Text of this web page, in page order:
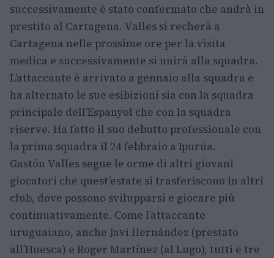
successivamente è stato confermato che andrà in
prestito al Cartagena. Valles si recherà a
Cartagena nelle prossime ore per la visita
medica e successivamente si unirà alla squadra.
L’attaccante è arrivato a gennaio alla squadra e
ha alternato le sue esibizioni sia con la squadra
principale dell’Espanyol che con la squadra
riserve. Ha fatto il suo debutto professionale con
la prima squadra il 24 febbraio a Ipurúa.
Gastón Valles segue le orme di altri giovani
giocatori che quest’estate si trasferiscono in altri
club, dove possono svilupparsi e giocare più
continuativamente. Come l’attaccante
uruguaiano, anche Javi Hernández (prestato
all’Huesca) e Roger Martínez (al Lugo), tutti e tre